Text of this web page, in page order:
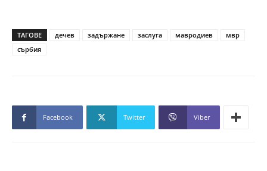
ТАГОВЕ дечев задържане заслуга мавродиев
мвр
сърбия
Facebook Twitter Viber